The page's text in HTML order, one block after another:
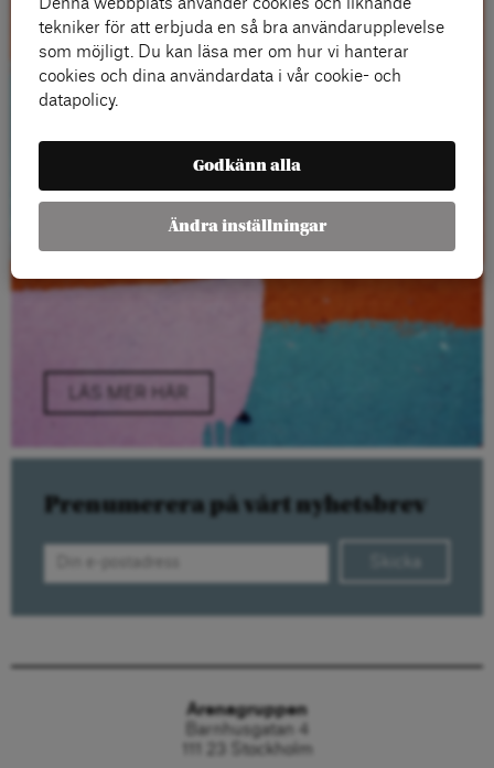
Kontakta oss
LÄS MER HÄR
Prenumerera på vårt nyhetsbrev
Arenagruppen
Barnhusgatan 4
111 23 Stockholm
Denna webbplats använder cookies och liknande
tekniker för att erbjuda en så bra användarupplevelse
som möjligt. Du kan läsa mer om hur vi hanterar
cookies och dina användardata i vår cookie- och
datapolicy.
Godkänn alla
Ändra inställningar